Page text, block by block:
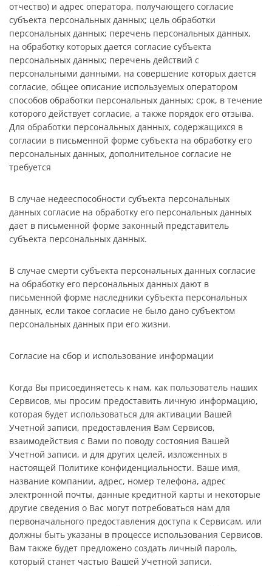
отчество) и адрес оператора, получающего согласие
субъекта персональных данных; цель обработки
персональных данных; перечень персональных данных,
на обработку которых дается согласие субъекта
персональных данных; перечень действий с
персональными данными, на совершение которых дается
согласие, общее описание используемых оператором
способов обработки персональных данных; срок, в течение
которого действует согласие, а также порядок его отзыва.
Для обработки персональных данных, содержащихся в
согласии в письменной форме субъекта на обработку его
персональных данных, дополнительное согласие не
требуется
В случае недееспособности субъекта персональных
данных согласие на обработку его персональных данных
дает в письменной форме законный представитель
субъекта персональных данных.
В случае смерти субъекта персональных данных согласие
на обработку его персональных данных дают в
письменной форме наследники субъекта персональных
данных, если такое согласие не было дано субъектом
персональных данных при его жизни.
Согласие на сбор и использование информации
Когда Вы присоединяетесь к нам, как пользователь наших
Сервисов, мы просим предоставить личную информацию,
которая будет использоваться для активации Вашей
Учетной записи, предоставления Вам Сервисов,
взаимодействия с Вами по поводу состояния Вашей
Учетной записи, и для других целей, изложенных в
настоящей Политике конфиденциальности. Ваше имя,
название компании, адрес, номер телефона, адрес
электронной почты, данные кредитной карты и некоторые
другие сведения о Вас могут потребоваться нам для
первоначального предоставления доступа к Сервисам, или
должны быть указаны в процессе использования Сервисов.
Вам также будет предложено создать личный пароль,
который станет частью Вашей Учетной записи.